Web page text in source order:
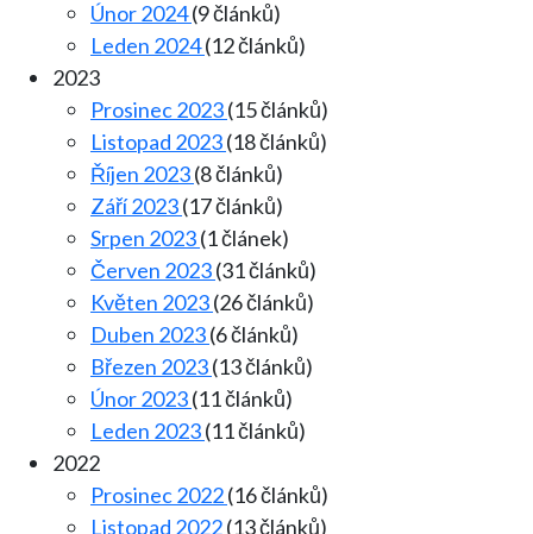
Únor 2024(9 článků)
Leden 2024(12 článků)
2023
Prosinec 2023(15 článků)
Listopad 2023(18 článků)
Říjen 2023(8 článků)
Září 2023(17 článků)
Srpen 2023(1 článek)
Červen 2023(31 článků)
Květen 2023(26 článků)
Duben 2023(6 článků)
Březen 2023(13 článků)
Únor 2023(11 článků)
Leden 2023(11 článků)
2022
Prosinec 2022(16 článků)
Listopad 2022(13 článků)